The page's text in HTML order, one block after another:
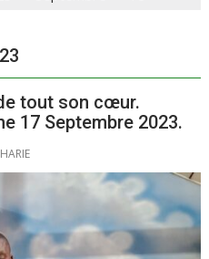
tout son cœur.
17 Septembre 2023.